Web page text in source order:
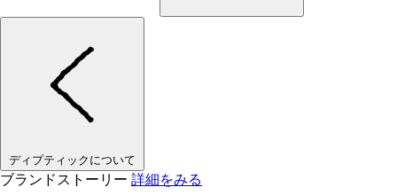
ディプティックについて
ブランドストーリー 詳細をみる